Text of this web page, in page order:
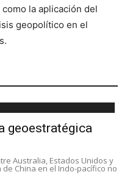
la aplicación del
geopolítico en el
geoestratégica
Australia, Estados Unidos y
China en el Indo-pacífico no